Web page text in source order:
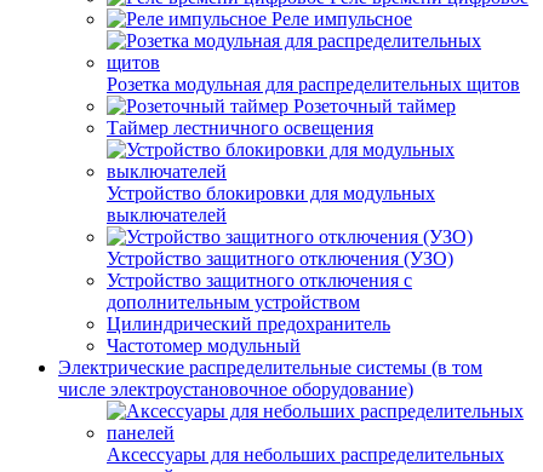
Реле импульсное
Розетка модульная для распределительных щитов
Розеточный таймер
Таймер лестничного освещения
Устройство блокировки для модульных
выключателей
Устройство защитного отключения (УЗО)
Устройство защитного отключения с
дополнительным устройством
Цилиндрический предохранитель
Частотомер модульный
Электрические распределительные системы (в том
числе электроустановочное оборудование)
Аксессуары для небольших распределительных